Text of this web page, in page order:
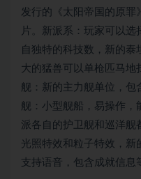
发行的《太阳帝国的原罪
片。新派系：玩家可以
自独特的科技数，新的
大的猛兽可以单枪匹马地
舰：新的主力舰单位，
舰：小型舰船，易操作，
派各自的护卫舰和巡洋舰
光照特效和粒子特效，新
支持语音，包含成就信息